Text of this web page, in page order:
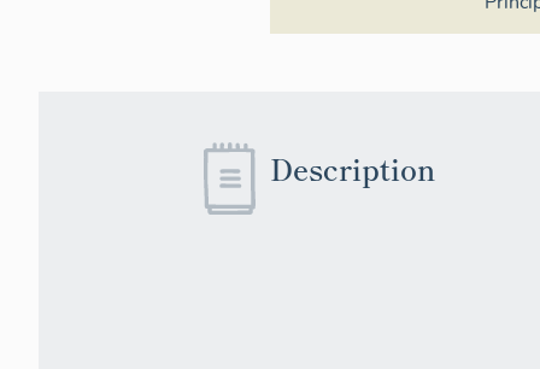
Description